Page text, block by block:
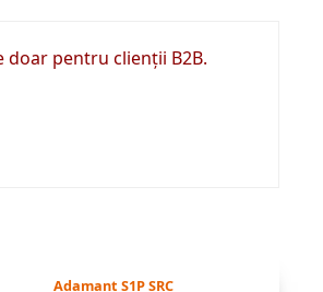
pentru clienții B2B.
Adamant S1P SRC